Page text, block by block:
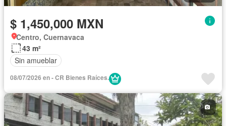
$ 1,450,000 MXN
Centro, Cuernavaca
43 m²
Sin amueblar
08/07/2026 en - CR Bienes Raíces.